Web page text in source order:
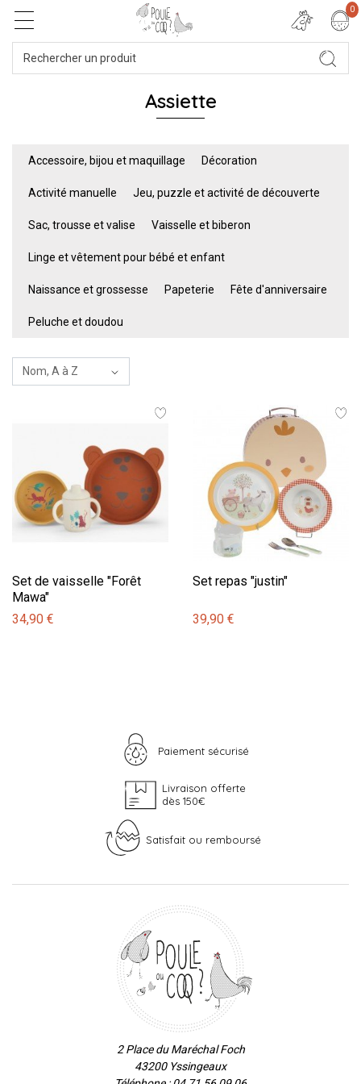
0
Assiette
Accessoire, bijou et maquillage Décoration
Activité manuelle Jeu, puzzle et activité de découverte
Sac, trousse et valise Vaisselle et biberon
Linge et vêtement pour bébé et enfant
Naissance et grossesse Papeterie Fête d'anniversaire
Peluche et doudou
Set de vaisselle "Forêt
Mawa"
34,90 €
Set repas "justin"
39,90 €
Paiement sécurisé
Livraison offerte
dès 150€
Satisfait ou remboursé
2 Place du Maréchal Foch
43200 Yssingeaux